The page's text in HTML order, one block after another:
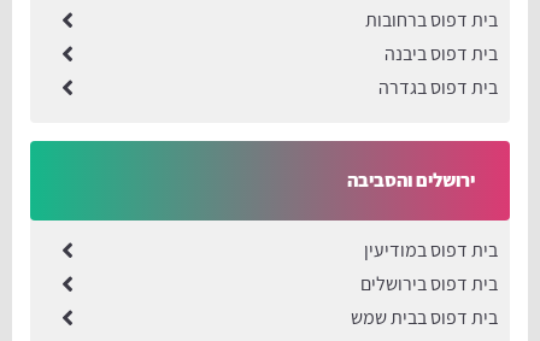
בית דפוס ברחובות
בית דפוס ביבנה
בית דפוס בגדרה
ירושלים והסביבה
בית דפוס במודיעין
בית דפוס בירושלים
בית דפוס בבית שמש